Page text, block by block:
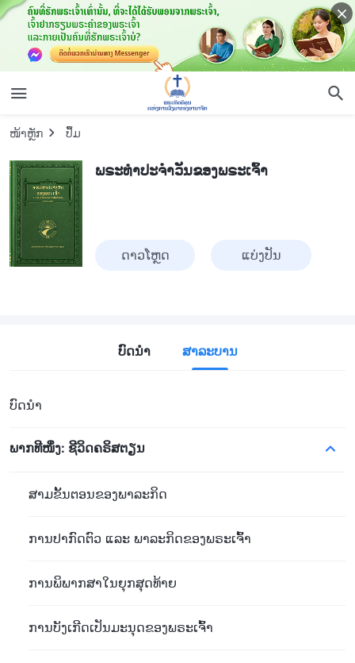
ໜ້າຫຼັກ ​ປຶ້ມ
ພຣະທຳປະຈຳວັນຂອງພຣະເຈົ້າ
ດາວໂຫຼດ ແບ່ງປັນ
ບົດນໍາ ສາລະບານ
ບົດນຳ
ພາກທີໜຶ່ງ: ຊີວິດຄຣິສຕຽນ
ສາມຂັ້ນຕອນຂອງພາລະກິດ
ການປາກົດຕົວ ແລະ ພາລະກິດຂອງພຣະເຈົ້າ
ການພິພາກສາໃນຍຸກສຸດທ້າຍ
ການບັງເກີດເປັນມະນຸດຂອງພຣະເຈົ້າ